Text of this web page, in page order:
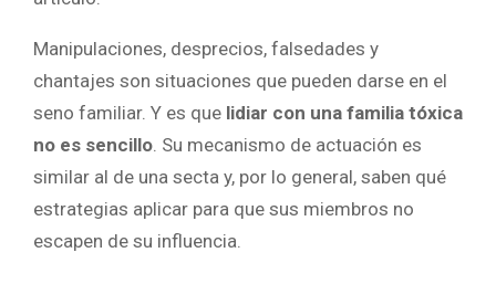
Manipulaciones, desprecios, falsedades y
chantajes son situaciones que pueden darse en el
seno familiar. Y es que lidiar con una familia tóxica
no es sencillo. Su mecanismo de actuación es
similar al de una secta y, por lo general, saben qué
estrategias aplicar para que sus miembros no
escapen de su influencia.